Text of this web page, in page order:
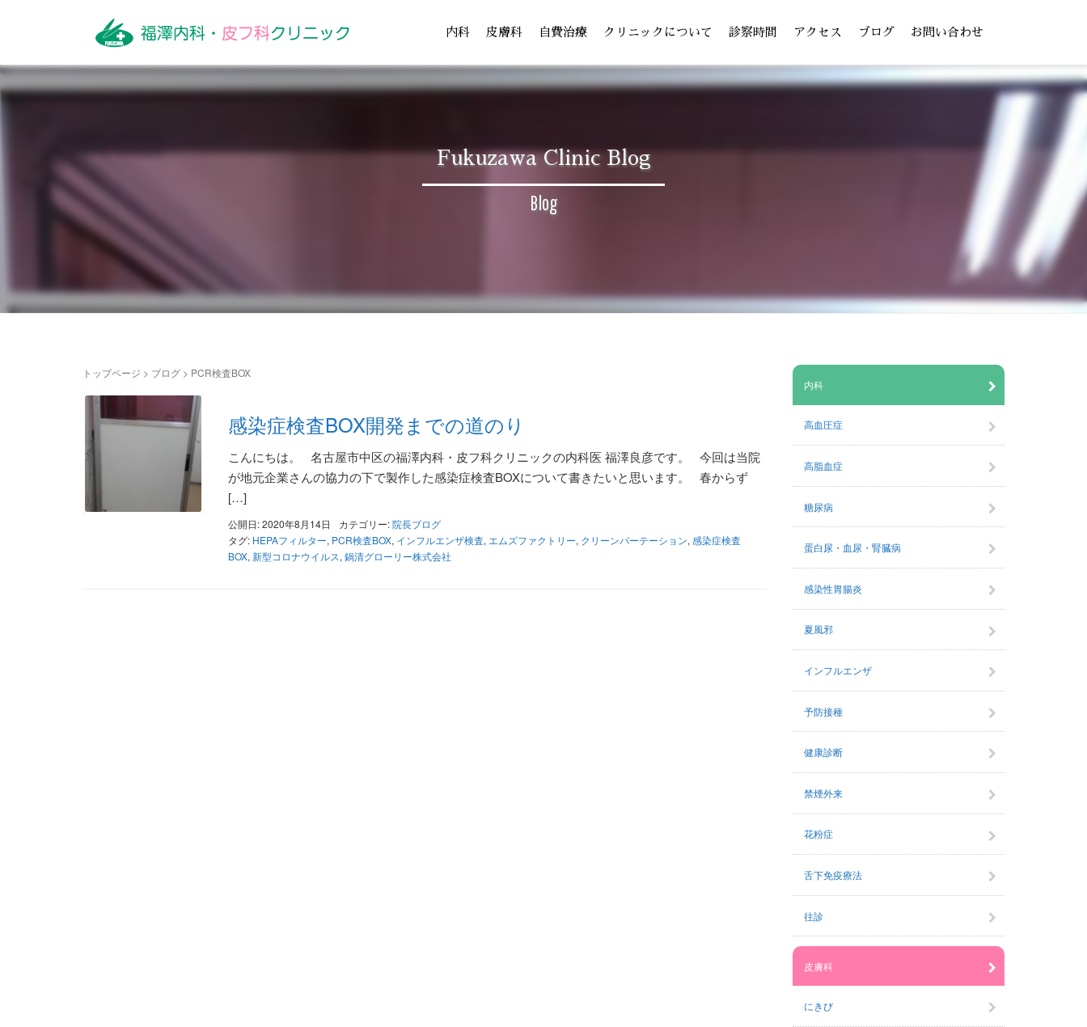
内科 皮膚科 自費治療 クリニックについて 診察時間 アクセス ブログ お問い合わせ
Fukuzawa Clinic Blog
Blog
トップページ > ブログ > PCR検査BOX
感染症検査BOX開発までの道のり
こんにちは。 名古屋市中区の福澤内科・皮フ科クリニックの内科医 福澤良彦です。 今回は当院
が地元企業さんの協力の下で製作した感染症検査BOXについて書きたいと思います。 春からず
[…]
公開日: 2020年8月14日 カテゴリー:院長ブログ
タグ: HEPAフィルター, PCR検査BOX, インフルエンザ検査, エムズファクトリー, クリーンパーテーション, 感染症検査
BOX, 新型コロナウイルス, 鍋清グローリー株式会社
内科
高血圧症
高脂血症
糖尿病
蛋白尿・血尿・腎臓病
感染性胃腸炎
夏風邪
インフルエンザ
予防接種
健康診断
禁煙外来
花粉症
舌下免疫療法
往診
皮膚科
にきび